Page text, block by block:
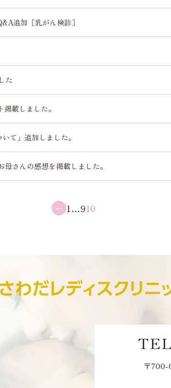
追加［乳がん検診］
た
載しました。
て」追加しました。
さんの感想を掲載しました。
← 1 …910
〒700-